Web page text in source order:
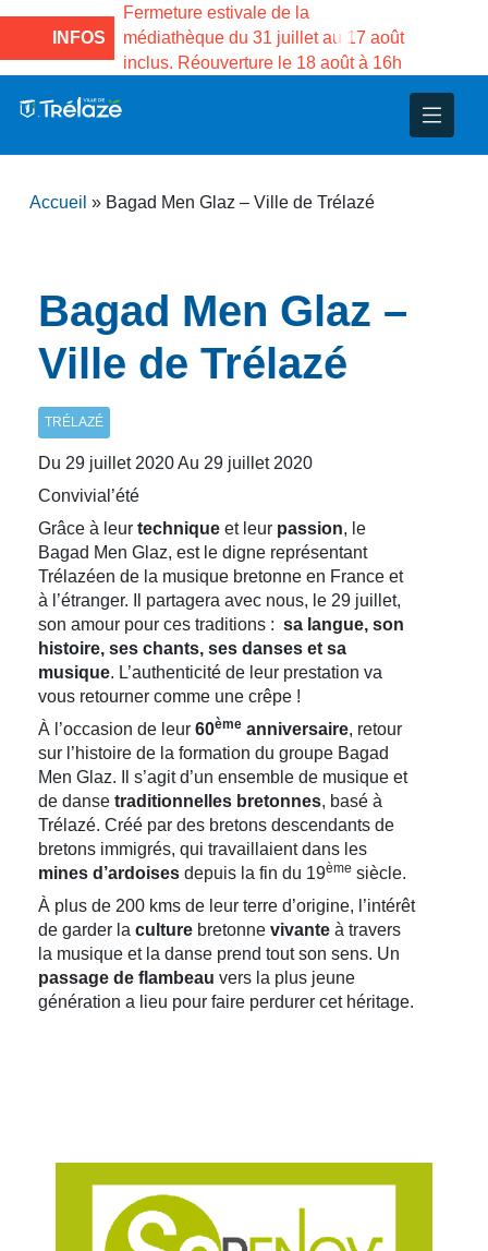
INFOS
la Maison des
de Gama du
Fermeture estivale de la
médiathèque du 31 juillet au 17 août
inclus. Réouverture le 18 août à 16h
et d’animations
Projets
Accueil » Bagad Men Glaz – Ville de Trélazé
Bagad Men Glaz –
Ville de Trélazé
TRÉLAZÉ
Du 29 juillet 2020 Au 29 juillet 2020
Convivial’été
Grâce à leur technique et leur passion, le
Bagad Men Glaz, est le digne représentant
Trélazéen de la musique bretonne en France et
à l’étranger. Il partagera avec nous, le 29 juillet,
son amour pour ces traditions : sa langue, son
histoire, ses chants, ses danses et sa
musique. L’authenticité de leur prestation va
vous retourner comme une crêpe !
À l’occasion de leur 60ème anniversaire, retour
sur l’histoire de la formation du groupe Bagad
Men Glaz. Il s’agit d’un ensemble de musique et
de danse traditionnelles bretonnes, basé à
Trélazé. Créé par des bretons descendants de
bretons immigrés, qui travaillaient dans les
mines d’ardoises depuis la fin du 19ème siècle.
À plus de 200 kms de leur terre d’origine, l’intérêt
de garder la culture bretonne vivante à travers
la musique et la danse prend tout son sens. Un
passage de flambeau vers la plus jeune
génération a lieu pour faire perdurer cet héritage.